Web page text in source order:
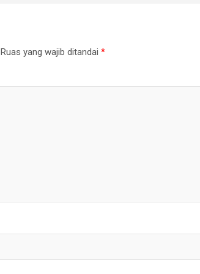
Ruas yang wajib ditandai*